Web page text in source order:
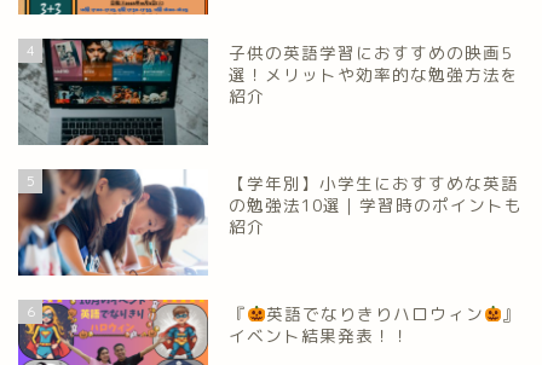
4
子供の英語学習におすすめの映画5
選！メリットや効率的な勉強方法を
紹介
5
【学年別】小学生におすすめな英語
の勉強法10選｜学習時のポイントも
紹介
6 『 英語でなりきりハロウィン
』
イベント結果発表！！